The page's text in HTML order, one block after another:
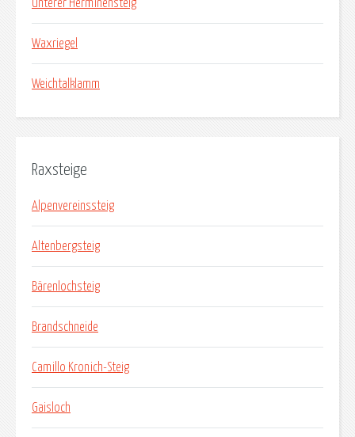
Unterer Herminensteig
Waxriegel
Weichtalklamm
Raxsteige
Alpenvereinssteig
Altenbergsteig
Bärenlochsteig
Brandschneide
Camillo Kronich-Steig
Gaisloch